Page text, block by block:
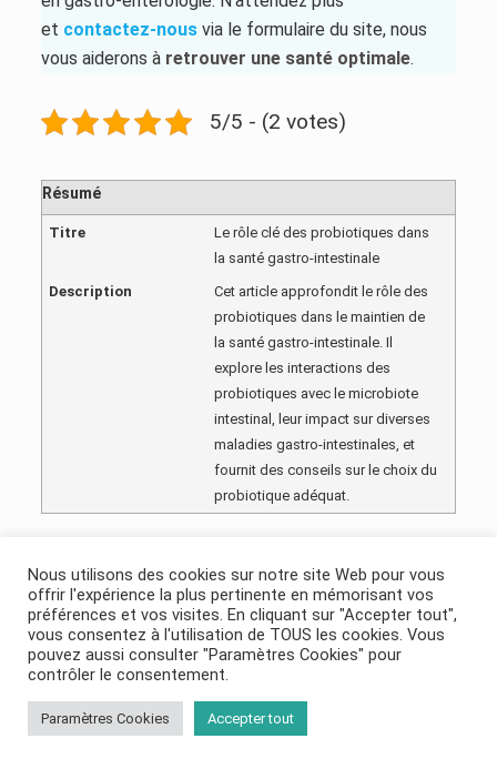
et contactez-nousvia le formulaire du site, nous
vous aiderons à retrouver une santé optimale.
5/5 - (2 votes)
Résumé
Titre
Le rôle clé des probiotiques dans
la santé gastro-intestinale
Description
Cet article approfondit le rôle des
probiotiques dans le maintien de
la santé gastro-intestinale. Il
explore les interactions des
probiotiques avec le microbiote
intestinal, leur impact sur diverses
maladies gastro-intestinales, et
fournit des conseils sur le choix du
probiotique adéquat.
Prendre Rendez-Vous
Nous utilisons des cookies sur notre site Web pour vous
offrir l'expérience la plus pertinente en mémorisant vos
préférences et vos visites. En cliquant sur "Accepter tout",
vous consentez à l'utilisation de TOUS les cookies. Vous
pouvez aussi consulter "Paramètres Cookies" pour
contrôler le consentement.
Paramètres Cookies Accepter tout